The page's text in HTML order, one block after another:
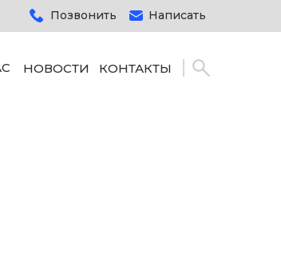
Позвонить Написать
НОВОСТИ КОНТАКТЫ